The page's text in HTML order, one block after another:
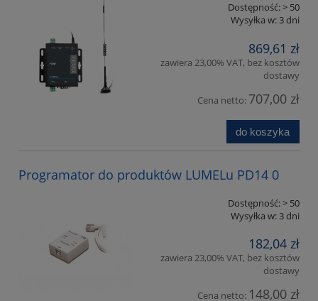
Dostępność:> 50
Wysyłka w:3 dni
869,61 zł
zawiera 23,00% VAT, bez kosztów
dostawy
Cena netto: 707,00 zł
do koszyka
Programator do produktów LUMELu PD14 0
Dostępność:> 50
Wysyłka w:3 dni
182,04 zł
zawiera 23,00% VAT, bez kosztów
dostawy
Cena netto: 148,00 zł